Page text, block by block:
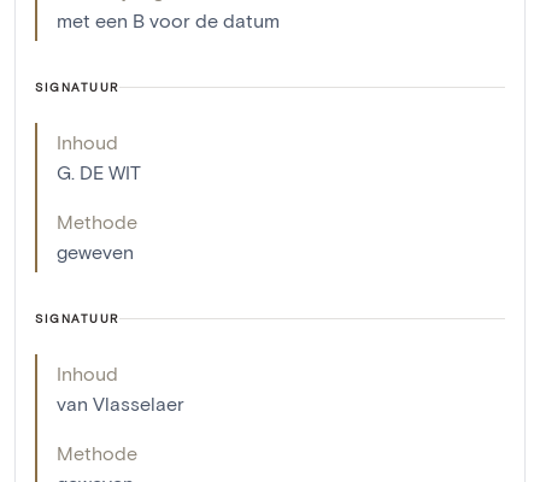
met een B voor de datum
SIGNATUUR
Inhoud
G. DE WIT
Methode
geweven
SIGNATUUR
Inhoud
van Vlasselaer
Methode